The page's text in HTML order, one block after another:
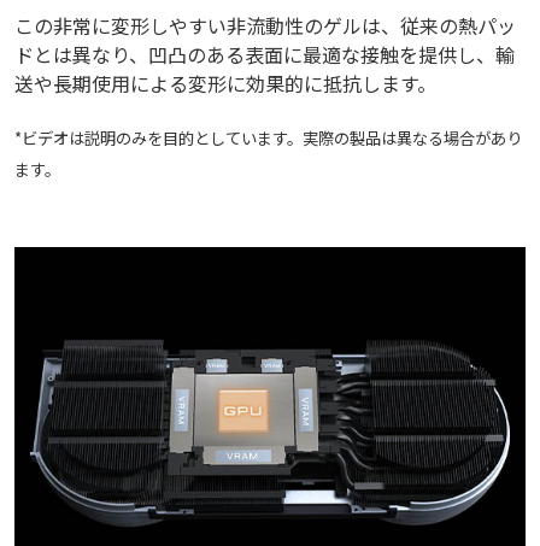
この非常に変形しやすい非流動性のゲルは、従来の熱パッ
ドとは異なり、凹凸のある表面に最適な接触を提供し、輸
送や長期使用による変形に効果的に抵抗します。
*ビデオは説明のみを目的としています。実際の製品は異なる場合があり
ます。